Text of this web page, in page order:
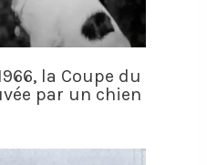
la Coupe du
par un chien